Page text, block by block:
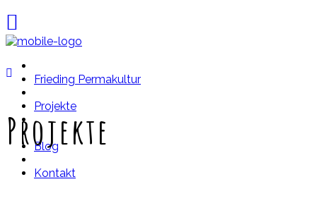
Frieding Permakultur
Projekte
Blog
Kontakt
Projekte